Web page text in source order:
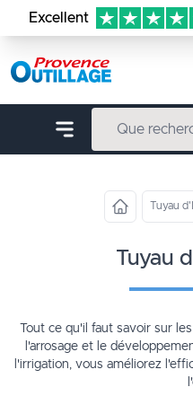
Aller au contenu
Excellent
Tuyau
tuyau
Tout ce qu'il faut savoir sur
l'arrosage et le
l'irrigation, vous améliorez